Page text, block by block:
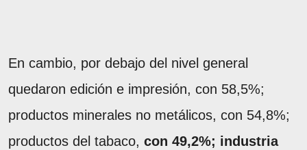
En cambio, por debajo del nivel general
quedaron edición e impresión, con 58,5%;
productos minerales no metálicos, con 54,8%;
productos del tabaco, con 49,2%; industria